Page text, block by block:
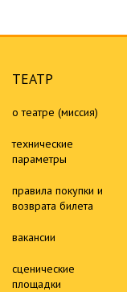
ТЕАТР
о театре (миссия)
технические
параметры
правила покупки и
возврата билета
вакансии
сценические
площадки